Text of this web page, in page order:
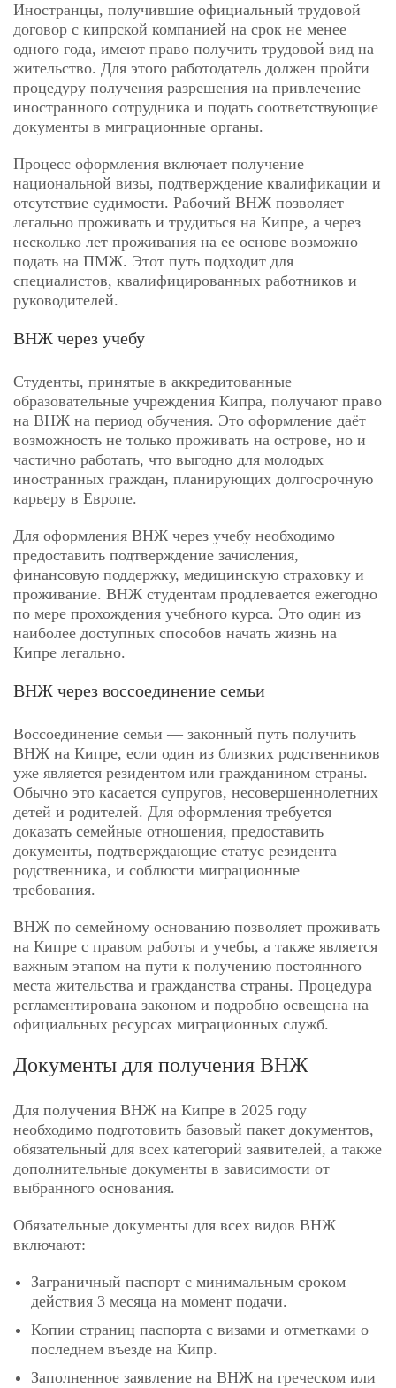
Иностранцы, получившие официальный трудовой
договор с кипрской компанией на срок не менее
одного года, имеют право получить трудовой вид на
жительство. Для этого работодатель должен пройти
процедуру получения разрешения на привлечение
иностранного сотрудника и подать соответствующие
документы в миграционные органы.
Процесс оформления включает получение
национальной визы, подтверждение квалификации и
отсутствие судимости. Рабочий ВНЖ позволяет
легально проживать и трудиться на Кипре, а через
несколько лет проживания на ее основе возможно
подать на ПМЖ. Этот путь подходит для
специалистов, квалифицированных работников и
руководителей.
ВНЖ через учебу
Студенты, принятые в аккредитованные
образовательные учреждения Кипра, получают право
на ВНЖ на период обучения. Это оформление даёт
возможность не только проживать на острове, но и
частично работать, что выгодно для молодых
иностранных граждан, планирующих долгосрочную
карьеру в Европе.
Для оформления ВНЖ через учебу необходимо
предоставить подтверждение зачисления,
финансовую поддержку, медицинскую страховку и
проживание. ВНЖ студентам продлевается ежегодно
по мере прохождения учебного курса. Это один из
наиболее доступных способов начать жизнь на
Кипре легально.
ВНЖ через воссоединение семьи
Воссоединение семьи — законный путь получить
ВНЖ на Кипре, если один из близких родственников
уже является резидентом или гражданином страны.
Обычно это касается супругов, несовершеннолетних
детей и родителей. Для оформления требуется
доказать семейные отношения, предоставить
документы, подтверждающие статус резидента
родственника, и соблюсти миграционные
требования.
ВНЖ по семейному основанию позволяет проживать
на Кипре с правом работы и учебы, а также является
важным этапом на пути к получению постоянного
места жительства и гражданства страны. Процедура
регламентирована законом и подробно освещена на
официальных ресурсах миграционных служб.
Документы для получения ВНЖ
Для получения ВНЖ на Кипре в 2025 году
необходимо подготовить базовый пакет документов,
обязательный для всех категорий заявителей, а также
дополнительные документы в зависимости от
выбранного основания.
Обязательные документы для всех видов ВНЖ
включают:
Заграничный паспорт с минимальным сроком
действия 3 месяца на момент подачи.
Копии страниц паспорта с визами и отметками о
последнем въезде на Кипр.
Заполненное заявление на ВНЖ на греческом или